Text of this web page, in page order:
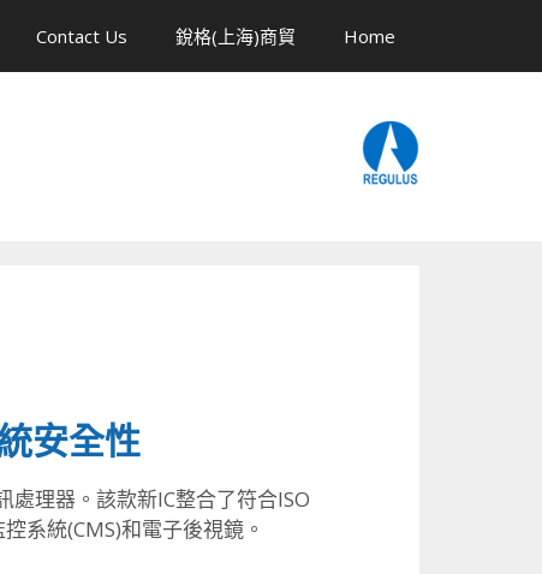
Contact Us 銳格(上海)商貿 Home
安全性
處理器。該款新IC整合了符合ISO
系統(CMS)和電子後視鏡。